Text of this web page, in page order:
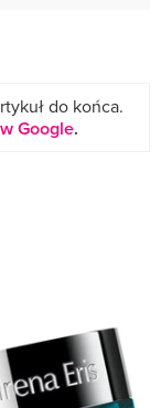
do końca.
Google.